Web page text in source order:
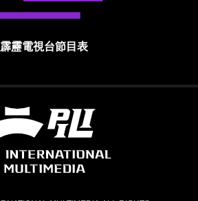
霹靂電視台節目表
霹靂國際多媒體股份有限公司 PILI